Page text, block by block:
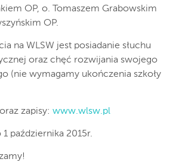
OP, o. Tomaszem Grabowskim
OP.
na WLSW jest posiadanie słuchu
oraz chęć rozwijania swojego
(nie wymagamy ukończenia szkoły
zapisy: www.wlsw.pl
października 2015r.